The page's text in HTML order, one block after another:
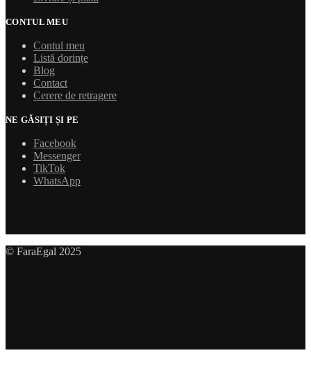
CONTUL MEU
Contul meu
Listă dorințe
Blog
Contact
Cerere de retragere
NE GĂSIȚI ȘI PE
Facebook
Messenger
TikTok
WhatsApp
© FaraEgal 2025